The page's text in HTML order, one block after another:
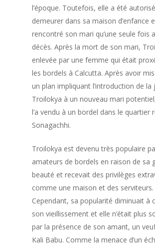
l’époque. Toutefois, elle a été
demeurer dans sa maison d’enfance
rencontré son mari qu’une seule fois
décès. Après la mort de son mari,
enlevée par une femme qui était
les bordels à Calcutta. Après avoir
un plan impliquant l’introduction de la
Troilokya à un nouveau mari
l’a vendu à un bordel dans le quartier
Sonagachhi.
Troilokya est devenu très populaire
amateurs de bordels en raison de sa
beauté et recevait des privilèges
comme une maison et des serviteurs.
Cependant, sa popularité diminuait à
son vieillissement et elle n’était plus
par la présence de son amant, un
Kali Babu. Comme la menace d’un